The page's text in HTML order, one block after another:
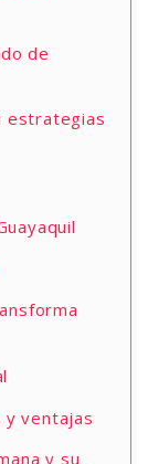
de
estrategias
y ventajas
y su